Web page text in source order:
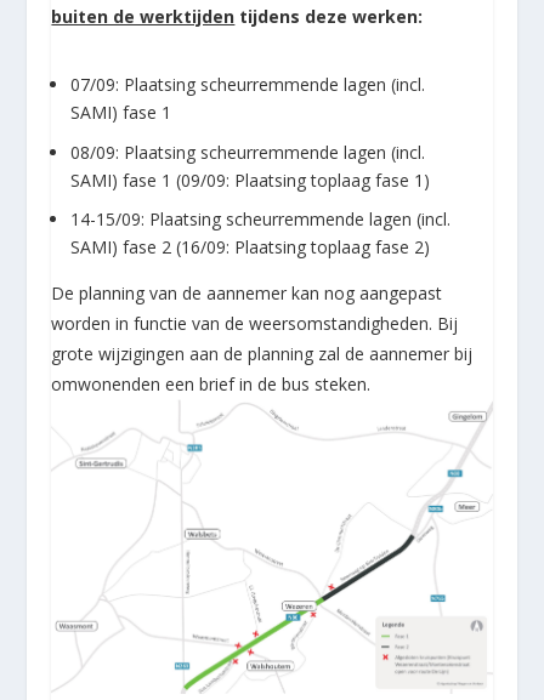
buiten de werktijden tijdens deze werken:
07/09: Plaatsing scheurremmende lagen (incl.
SAMI) fase 1
08/09: Plaatsing scheurremmende lagen (incl.
SAMI) fase 1 (09/09: Plaatsing toplaag fase 1)
14-15/09: Plaatsing scheurremmende lagen (incl.
SAMI) fase 2 (16/09: Plaatsing toplaag fase 2)
De planning van de aannemer kan nog aangepast
worden in functie van de weersomstandigheden. Bij
grote wijzigingen aan de planning zal de aannemer bij
omwonenden een brief in de bus steken.